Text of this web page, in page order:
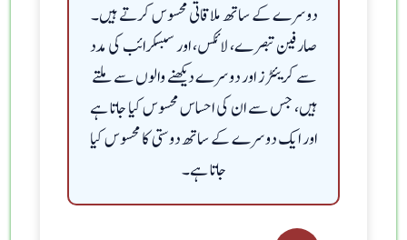
دوسرے کے ساتھ ملاقاتی محسوس کرتے ہیں۔
صارفین تبصرے، لائکس، اور سبسکرائب کی مدد
سے کریئٹرز اور دوسرے دیکھنے والوں سے ملتے
ہیں، جس سے ان کی احساس محسوس کیا جاتا ہے
اور ایک دوسرے کے ساتھ دوستی کا محسوس کیا
جاتا ہے۔